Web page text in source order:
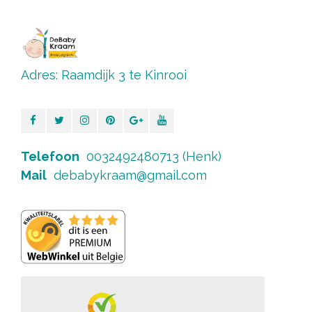
Adres: Raamdijk 3 te Kinrooi
Telefoon 0032492480713 (Henk)
Mail debabykraam@gmail.com